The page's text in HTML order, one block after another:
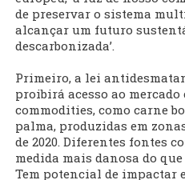
de preservar o sistema
alcançar um futuro
descarbonizada’.
Primeiro, a lei
proibirá acesso ao
commodities, como carne
palma, produzidas em
de 2020. Diferentes fontes
medida mais danosa do
Tem potencial de impactar